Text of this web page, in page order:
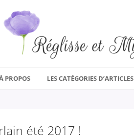
PROPOS LES CATÉGORIES D’ARTICLES
été 2017 !